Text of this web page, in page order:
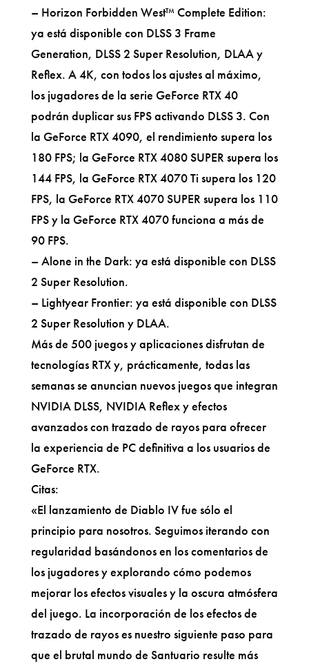
– Horizon Forbidden West™ Complete Edition:
ya está disponible con DLSS 3 Frame
Generation, DLSS 2 Super Resolution, DLAA y
Reflex. A 4K, con todos los ajustes al máximo,
los jugadores de la serie GeForce RTX 40
podrán duplicar sus FPS activando DLSS 3. Con
la GeForce RTX 4090, el rendimiento supera los
180 FPS; la GeForce RTX 4080 SUPER supera los
144 FPS, la GeForce RTX 4070 Ti supera los 120
FPS, la GeForce RTX 4070 SUPER supera los 110
FPS y la GeForce RTX 4070 funciona a más de
90 FPS.
– Alone in the Dark: ya está disponible con DLSS
2 Super Resolution.
– Lightyear Frontier: ya está disponible con DLSS
2 Super Resolution y DLAA.
Más de 500 juegos y aplicaciones disfrutan de
tecnologías RTX y, prácticamente, todas las
semanas se anuncian nuevos juegos que integran
NVIDIA DLSS, NVIDIA Reflex y efectos
avanzados con trazado de rayos para ofrecer
la experiencia de PC definitiva a los usuarios de
GeForce RTX.
Citas:
«El lanzamiento de Diablo IV fue sólo el
principio para nosotros. Seguimos iterando con
regularidad basándonos en los comentarios de
los jugadores y explorando cómo podemos
mejorar los efectos visuales y la oscura atmósfera
del juego. La incorporación de los efectos de
trazado de rayos es nuestro siguiente paso para
que el brutal mundo de Santuario resulte más